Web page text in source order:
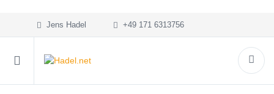
Jens Hadel +49 171 6313756